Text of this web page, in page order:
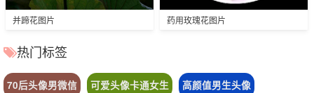
并蹄花图片 药用玫瑰花图片
热门标签
70后头像男微信 可爱头像卡通女生 高颜值男生头像